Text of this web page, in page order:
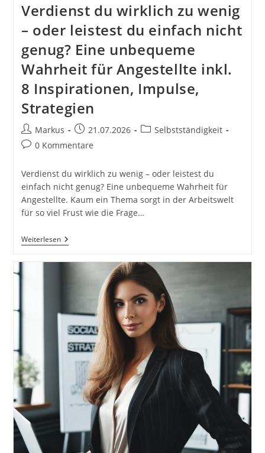
Verdienst du wirklich zu wenig
– oder leistest du einfach nicht
genug? Eine unbequeme
Wahrheit für Angestellte inkl.
8 Inspirationen, Impulse,
Strategien
Beitrags-
Autor:
Markus
Beitrag
veröffentlicht:
21.07.2026
Beitrags-
Selbstständigkeit
Beitrags-
0 Kommentare
Verdienst du wirklich zu wenig – oder leistest du
einfach nicht genug? Eine unbequeme Wahrheit für
Angestellte. Kaum ein Thema sorgt in der Arbeitswelt
für so viel Frust wie die Frage…
WeiterlesenVerdienst
Du
Du
Einfach
Nicht
Genug?
Eine
Unbequeme
Wahrheit
Angestellte
8
Inspirationen,
Impulse,
Strategien